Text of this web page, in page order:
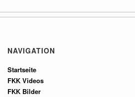
NAVIGATION
Startseite
FKK Videos
FKK Bilder